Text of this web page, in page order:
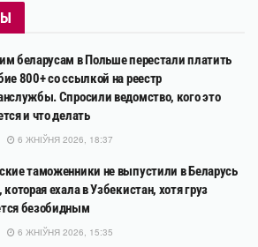
беларусам в Польше перестали платить
800+ со ссылкой на реестр
Спросили ведомство, кого это
и что делать
6 ЖНІЎНЯ 2026, 18:37
таможенники не выпустили в Беларусь
ехала в Узбекистан, хотя груз
безобидным
6 ЖНІЎНЯ 2026, 15:35